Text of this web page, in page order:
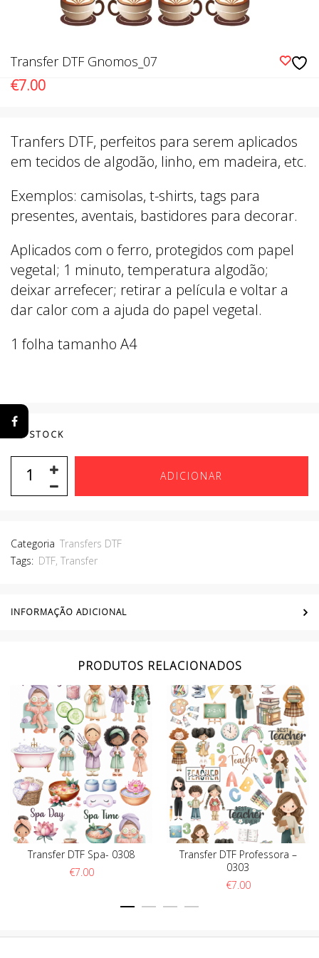
Transfer DTF Gnomos_07
€7.00
Tranfers DTF, perfeitos para serem aplicados
em tecidos de algodão, linho, em madeira, etc.
Exemplos: camisolas, t-shirts, tags para
presentes, aventais, bastidores para decorar.
Aplicados com o ferro, protegidos com papel
vegetal; 1 minuto, temperatura algodão;
deixar arrefecer; retirar a película e voltar a
dar calor com a ajuda do papel vegetal.
1 folha tamanho A4
EM STOCK
ADICIONAR
Categoria Transfers DTF
Tags: DTF, Transfer
INFORMAÇÃO ADICIONAL
PRODUTOS RELACIONADOS
Transfer DTF Spa- 0308
€7.00
Transfer DTF Professora –
0303
€7.00